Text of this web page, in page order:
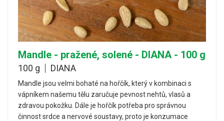
Mandle - pražené, solené - DIANA - 100 g
100 g DIANA
Mandle jsou velmi bohaté na hořčík, který v kombinaci s
vápníkem našemu tělu zaručuje pevnost nehtů, vlasů a
zdravou pokožku. Dále je hořčík potřeba pro správnou
činnost srdce a nervové soustavy, proto je konzumace